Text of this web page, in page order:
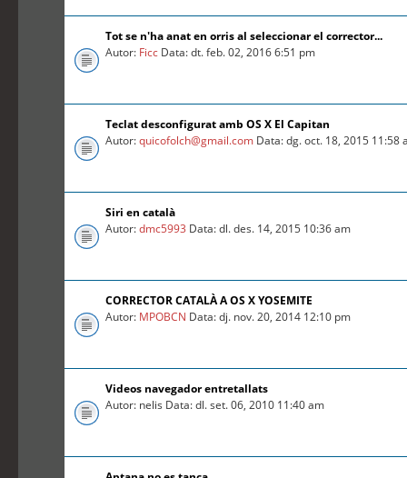
Tot se n'ha anat en orris al seleccionar el corrector...
Autor: Ficc Data: dt. feb. 02, 2016 6:51 pm
Teclat desconfigurat amb OS X El Capitan
Autor:quicofolch@gmail.com Data: dg. oct. 18, 2015 11:58
Siri en català
Autor:dmc5993 Data: dl. des. 14, 2015 10:36 am
CORRECTOR CATALÀ A OS X YOSEMITE
Autor: MPOBCN Data: dj. nov. 20, 2014 12:10 pm
Videos navegador entretallats
Autor: nelis Data: dl. set. 06, 2010 11:40 am